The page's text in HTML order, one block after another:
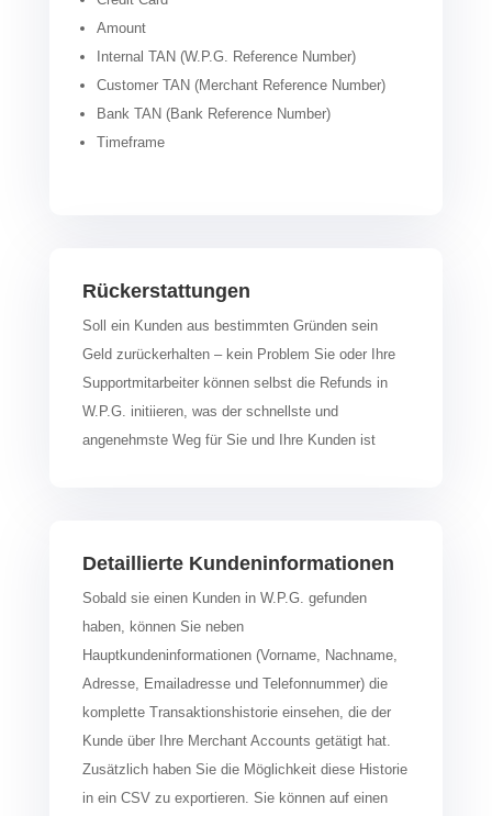
Amount
Internal TAN (W.P.G. Reference Number)
Customer TAN (Merchant Reference Number)
Bank TAN (Bank Reference Number)
Timeframe
Rückerstattungen
Soll ein Kunden aus bestimmten Gründen sein
Geld zurückerhalten – kein Problem Sie oder Ihre
Supportmitarbeiter können selbst die Refunds in
W.P.G. initiieren, was der schnellste und
angenehmste Weg für Sie und Ihre Kunden ist
Detaillierte Kundeninformationen
Sobald sie einen Kunden in W.P.G. gefunden
haben, können Sie neben
Hauptkundeninformationen (Vorname, Nachname,
Adresse, Emailadresse und Telefonnummer) die
komplette Transaktionshistorie einsehen, die der
Kunde über Ihre Merchant Accounts getätigt hat.
Zusätzlich haben Sie die Möglichkeit diese Historie
in ein CSV zu exportieren. Sie können auf einen